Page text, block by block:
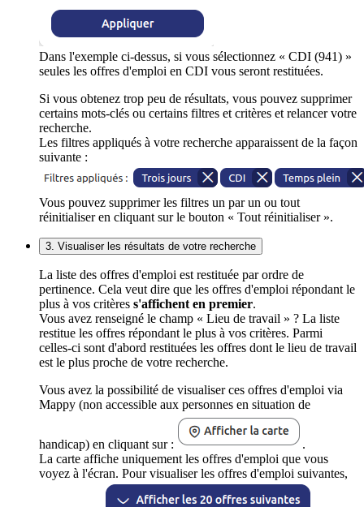
Dans l'exemple ci-dessus, si vous sélectionnez « CDI (941) »
seules les offres d'emploi en CDI vous seront restituées.
Si vous obtenez trop peu de résultats, vous pouvez supprimer
certains mots-clés ou certains filtres et critères et relancer votre
recherche.
Les filtres appliqués à votre recherche apparaissent de la façon
suivante :
Vous pouvez supprimer les filtres un par un ou tout
réinitialiser en cliquant sur le bouton « Tout réinitialiser ».
3. Visualiser les résultats de votre recherche
La liste des offres d'emploi est restituée par ordre de
pertinence. Cela veut dire que les offres d'emploi répondant le
plus à vos critères s'affichent en premier.
Vous avez renseigné le champ « Lieu de travail » ? La liste
restitue les offres répondant le plus à vos critères. Parmi
celles-ci sont d'abord restituées les offres dont le lieu de travail
est le plus proche de votre recherche.
Vous avez la possibilité de visualiser ces offres d'emploi via
Mappy (non accessible aux personnes en situation de
handicap) en cliquant sur :
.
La carte affiche uniquement les offres d'emploi que vous
voyez à l'écran. Pour visualiser les offres d'emploi suivantes,